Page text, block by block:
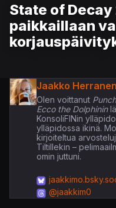
State of
paikkaillaan
Jaakko Herranen
Olen voittanut
Ecco the Dolphinin
KonsoliFINin
ylläpidossa ikinä.
kirjoiteltua
Tiltillekin –
omin juttuni.
@jaakkim0